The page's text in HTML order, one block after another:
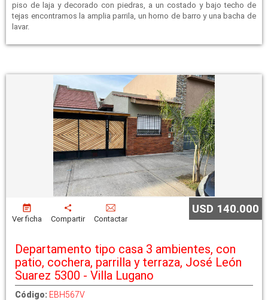
piso de laja y decorado con piedras, a un costado y bajo techo de
tejas encontramos la amplia parrila, un horno de barro y una bacha de
lavar.
Ver ficha Compartir Contactar
USD 140.000
Departamento tipo casa 3 ambientes, con
patio, cochera, parrilla y terraza, José León
Suarez 5300 - Villa Lugano
Código: EBH567V